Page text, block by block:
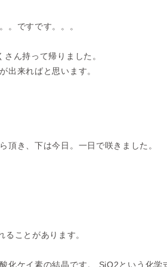
。ですです。。。
ん持って帰りました。
出来ればと思います。
頂き、下は今日。一日で咲きました。
ことがあります。
化ケイ素の結晶です。 SiO2という化学